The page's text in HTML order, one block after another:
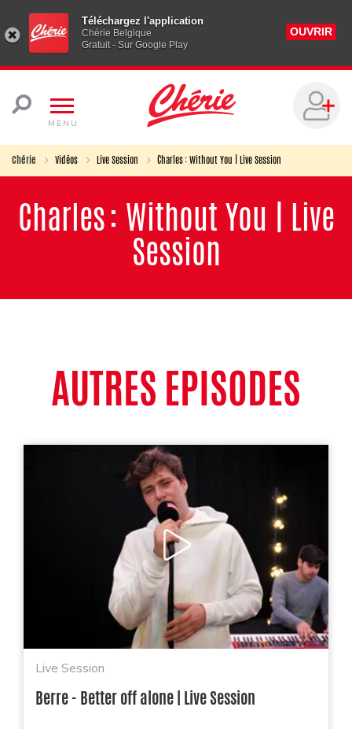
Téléchargez l'application
Chérie Belgique
Gratuit - Sur Google Play
OUVRIR
MENU
Chérie Vidéos Live Session Charles : Without You | Live Session
Charles : Without You | Live
Session
AUTRES EPISODES
Live Session
Berre - Better off alone | Live Session